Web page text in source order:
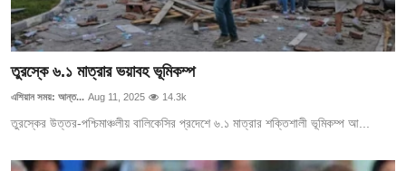
তুরস্কে ৬.১ মাত্রার ভয়াবহ ভূমিকম্প
এশিয়ান সময়: আন্ত... Aug 11, 2025 14.3k
তুরস্কের উত্তর-পশ্চিমাঞ্চলীয় বালিকেসির প্রদেশে ৬.১ মাত্রার শক্তিশালী ভূমিকম্প আ...